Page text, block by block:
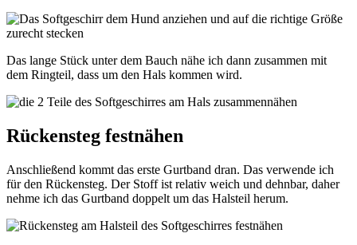
Das lange Stück unter dem Bauch nähe ich dann zusammen mit
dem Ringteil, dass um den Hals kommen wird.
Rückensteg festnähen
Anschließend kommt das erste Gurtband dran. Das verwende ich
für den Rückensteg. Der Stoff ist relativ weich und dehnbar, daher
nehme ich das Gurtband doppelt um das Halsteil herum.